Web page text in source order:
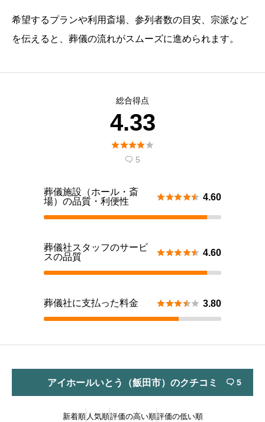
希望するプランや利用斎場、参列者数の目安、宗派など
を伝えると、葬儀の流れがスムーズに進められます。
総合得点
4.33

 5
葬儀施設（ホール・斎
場）の品質・利便性
 4.60
葬儀社スタッフのサービ
スの品質
 4.60
葬儀社に支払った料金  3.80
アイホールいとう（飯田市）のクチコミ  5
新着順 人気順評価の高い順評価の低い順